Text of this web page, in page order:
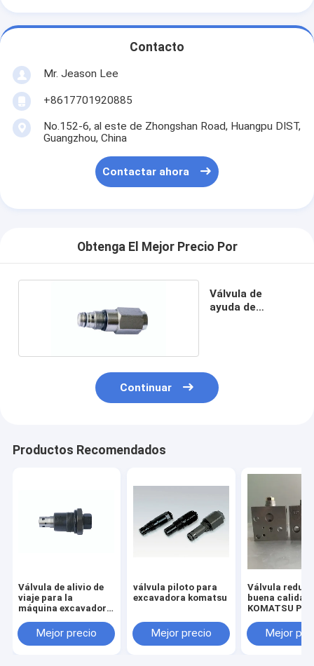
Contacto
Mr. Jeason Lee
+8617701920885
No.152-6, al este de Zhongshan Road, Huangpu DIST,
Guangzhou, China
Contactar ahora
Obtenga El Mejor Precio Por
Válvula de
ayuda de
Continuar
Productos Recomendados
Válvula de alivio de
viaje para la
máquina excavadora
Mejor precio
válvula piloto para
excavadora komatsu
Mejor precio
Válvula
buena calidad
KOMATSU
Mejor